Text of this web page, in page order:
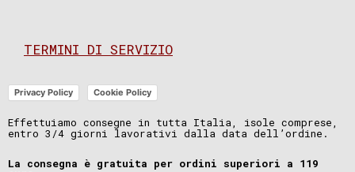
TERMINI DI SERVIZIO
Privacy Policy Cookie Policy
Effettuiamo consegne in tutta Italia, isole comprese,
entro 3/4 giorni lavorativi dalla data dell’ordine.
La consegna è gratuita per ordini superiori a 119